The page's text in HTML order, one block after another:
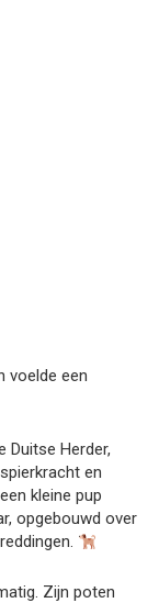
voelde een
Duitse Herder,
en
kleine pup
opgebouwd over
Zijn poten